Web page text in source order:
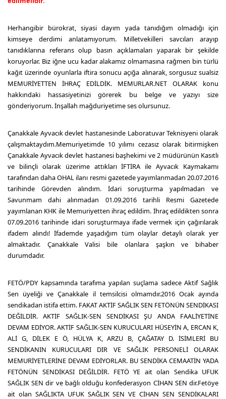
Herhangibir bürokrat, siyasi dayım yada tanıdığım olmadığı için
kimseye derdimi anlatamıyorum. Milletvekilleri savcıları arayıp
tanıdıklarına referans olup basın açıklamaları yaparak bir şekilde
koruyorlar. Biz iğne ucu kadar alakamız olmamasına rağmen bin türlü
kağıt üzerinde oyunlarla iftira sonucu açığa alınarak, sorgusuz sualsiz
MEMURİYETTEN İHRAÇ EDİLDİK. MEMURLAR.NET OLARAK konu
hakkındaki hassasiyetinizi görerek bu belge ve yazıyı size
gönderiyorum. İnşallah mağduriyetime ses olursunuz.
Çanakkale Ayvacık devlet hastanesinde Laboratuvar Teknisyeni olarak
çalışmaktaydım.Memuriyetimde 10 yılımı cezasız olarak bitirmişken
Çanakkale Ayvacık devlet hastanesi başhekimi ve 2 müdürünün Kasıtlı
ve bilinçli olarak üzerime attıkları İFTİRA ile Ayvacık Kaymakamı
tarafından daha OHAL ilanı resmi gazetede yayımlanmadan 20.07.2016
tarihinde Görevden alındım. İdari soruşturma yapılmadan ve
Savunmam dahi alınmadan 01.09.2016 tarihli Resmi Gazetede
yayımlanan KHK ile Memuriyetten ihraç edildim. İhraç edildikten sonra
07.09.2016 tarihinde idari soruşturmaya ifade vermek için çağırılarak
ifadem alındı! İfademde yaşadığım tüm olaylar detaylı olarak yer
almaktadır. Çanakkale Valisi bile olanlara şaşkın ve bihaber
durumdadır.
FETÖ/PDY kapsamında tarafıma yapılan suçlama sadece Aktif Sağlık
Sen üyeliği ve Çanakkale il temsilcisi olmamdır.2016 Ocak ayında
sendikadan istifa ettim. FAKAT AKTİF SAĞLIK SEN FETÖNÜN SENDİKASI
DEĞİLDİR. AKTİF SAĞLIK-SEN SENDİKASI ŞU ANDA FAALİYETİNE
DEVAM EDİYOR. AKTİF SAĞLIK-SEN KURUCULARI HÜSEYİN A, ERCAN K,
ALİ G, DİLEK E Ö, HÜLYA K, ARZU B, ÇAĞATAY D. İSİMLERİ BU
SENDİKANIN KURUCULARI DIR VE SAĞLIK PERSONELİ OLARAK
MEMURİYETLERİNE DEVAM EDİYORLAR. BU SENDİKA CEMAATİN YADA
FETÖNÜN SENDİKASI DEĞİLDİR. FETÖ YE ait olan Sendika UFUK
SAĞLIK SEN dir ve bağlı olduğu konfederasyon CİHAN SEN dir.Fetöye
ait olan SAĞLIKTA UFUK SAĞLIK SEN VE CİHAN SEN SENDİKALARI